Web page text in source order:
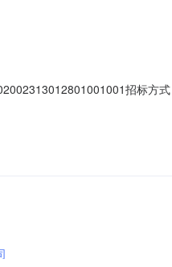
招标方
哥庄镇人民政府联系人：陈同
系人：高富绪联系电话：